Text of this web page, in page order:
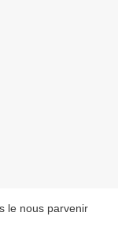
le nous parvenir